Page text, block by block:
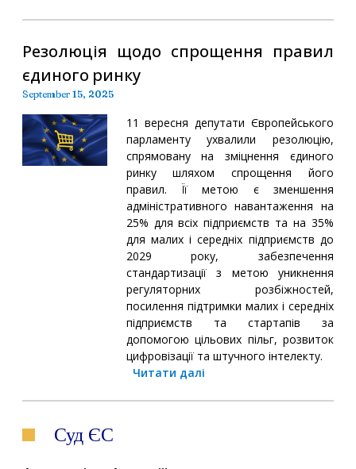
Резолюція щодо спрощення правил
єдиного ринку
September 15, 2025
11 вересня депутати Європейського
парламенту ухвалили резолюцію,
спрямовану на зміцнення єдиного
ринку шляхом спрощення його
правил. Її метою є зменшення
адміністративного навантаження на
25% для всіх підприємств та на 35%
для малих і середніх підприємств до
2029 року, забезпечення
стандартизації з метою уникнення
регуляторних розбіжностей,
посилення підтримки малих і середніх
підприємств та стартапів за
допомогою цільових пільг, розвиток
цифровізації та штучного інтелекту.
Читати далі
Суд ЄС